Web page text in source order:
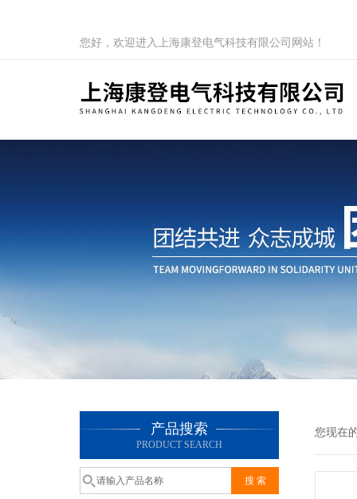
您好，欢迎进入上海康登电气科技有限公司网站！
产品搜索
PRODUCT SEARCH
您现在